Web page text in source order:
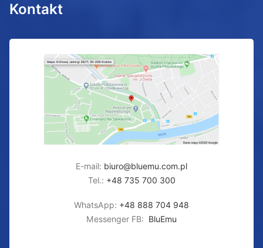
Kontakt
E-mail: biuro@bluemu.com.pl
Tel.: +48 735 700 300
WhatsApp: +48 888 704 948
Messenger FB: BluEmu